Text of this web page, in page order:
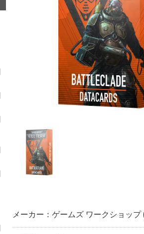
メーカー：ゲームズ ワークショップ